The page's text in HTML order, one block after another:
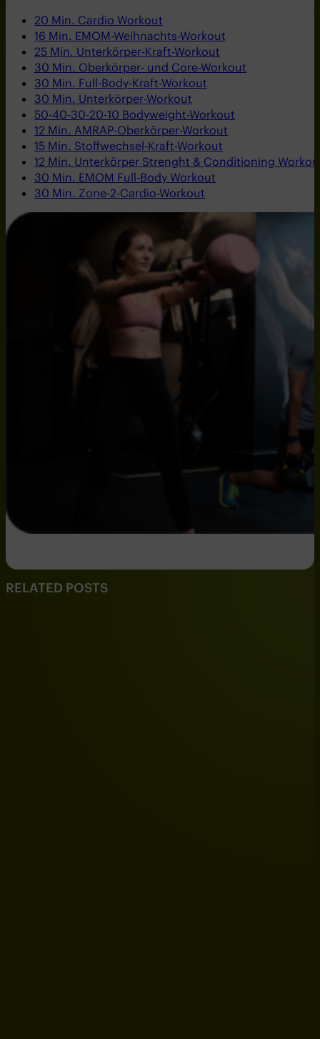
20 Min. Cardio Workout
16 Min. EMOM-Weihnachts-Workout
25 Min. Unterkörper-Kraft-Workout
30 Min. Oberkörper- und Core-Workout
30 Min. Full-Body-Kraft-Workout
30 Min. Unterkörper-Workout
50-40-30-20-10 Bodyweight-Workout
12 Min. AMRAP-Oberkörper-Workout
15 Min. Stoffwechsel-Kraft-Workout
12 Min. Unterkörper Strenght & Conditioning
30 Min. EMOM Full-Body Workout
30 Min. Zone-2-Cardio-Workout
RELATED POSTS